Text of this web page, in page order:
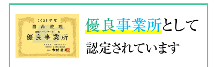
優良事業所として
認定されています